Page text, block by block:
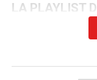
LA PLAYLIST